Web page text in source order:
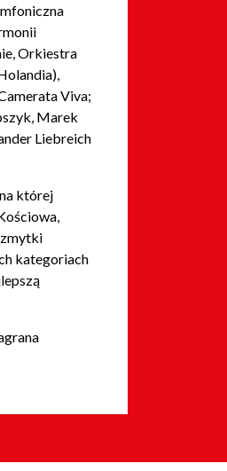
Orkiestra
Viva;
Marek
Liebreich
której
kategoriach